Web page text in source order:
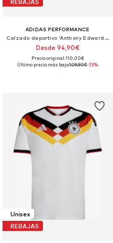
REBAJAS
ADIDAS PERFORMANCE
Calzado deportivo 'Anthony Edwards 1'
Desde 94,90€
Precio original: 110,00€
Último precio más bajo:109,90€-13%
Unisex
REBAJAS